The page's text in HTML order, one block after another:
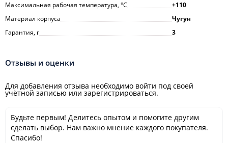
Максимальная рабочая температура, °С
+110
Материал корпуса
Чугун
Гарантия, г
3
Отзывы и оценки
Для добавления отзыва необходимо войти под своей
учётной записью или зарегистрироваться.
Будьте первым! Делитесь опытом и помогите другим
сделать выбор. Нам важно мнение каждого покупателя.
Спасибо!